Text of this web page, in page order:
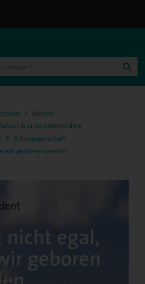
Bücher
& erste Lebensjahre
Schwangerschaft
wir geboren werden